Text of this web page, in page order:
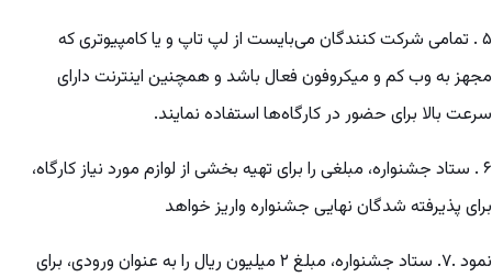
۵ . تمامی شرکت کنندگان می‌بایست از لپ تاپ و یا کامپیوتری که
مجهز به وب کم و میکروفون فعال باشد و همچنین اینترنت دارای
سرعت بالا برای حضور در کارگاه‌ها استفاده نمایند.
۶ . ستاد جشنواره، مبلغی را برای تهیه بخشی از لوازم مورد نیاز کارگاه،
برای پذیرفته شدگان نهایی جشنواره واریز خواهد
نمود .۷. ستاد جشنواره، مبلغ ۲ میلیون ریال را به عنوان ورودی، برای